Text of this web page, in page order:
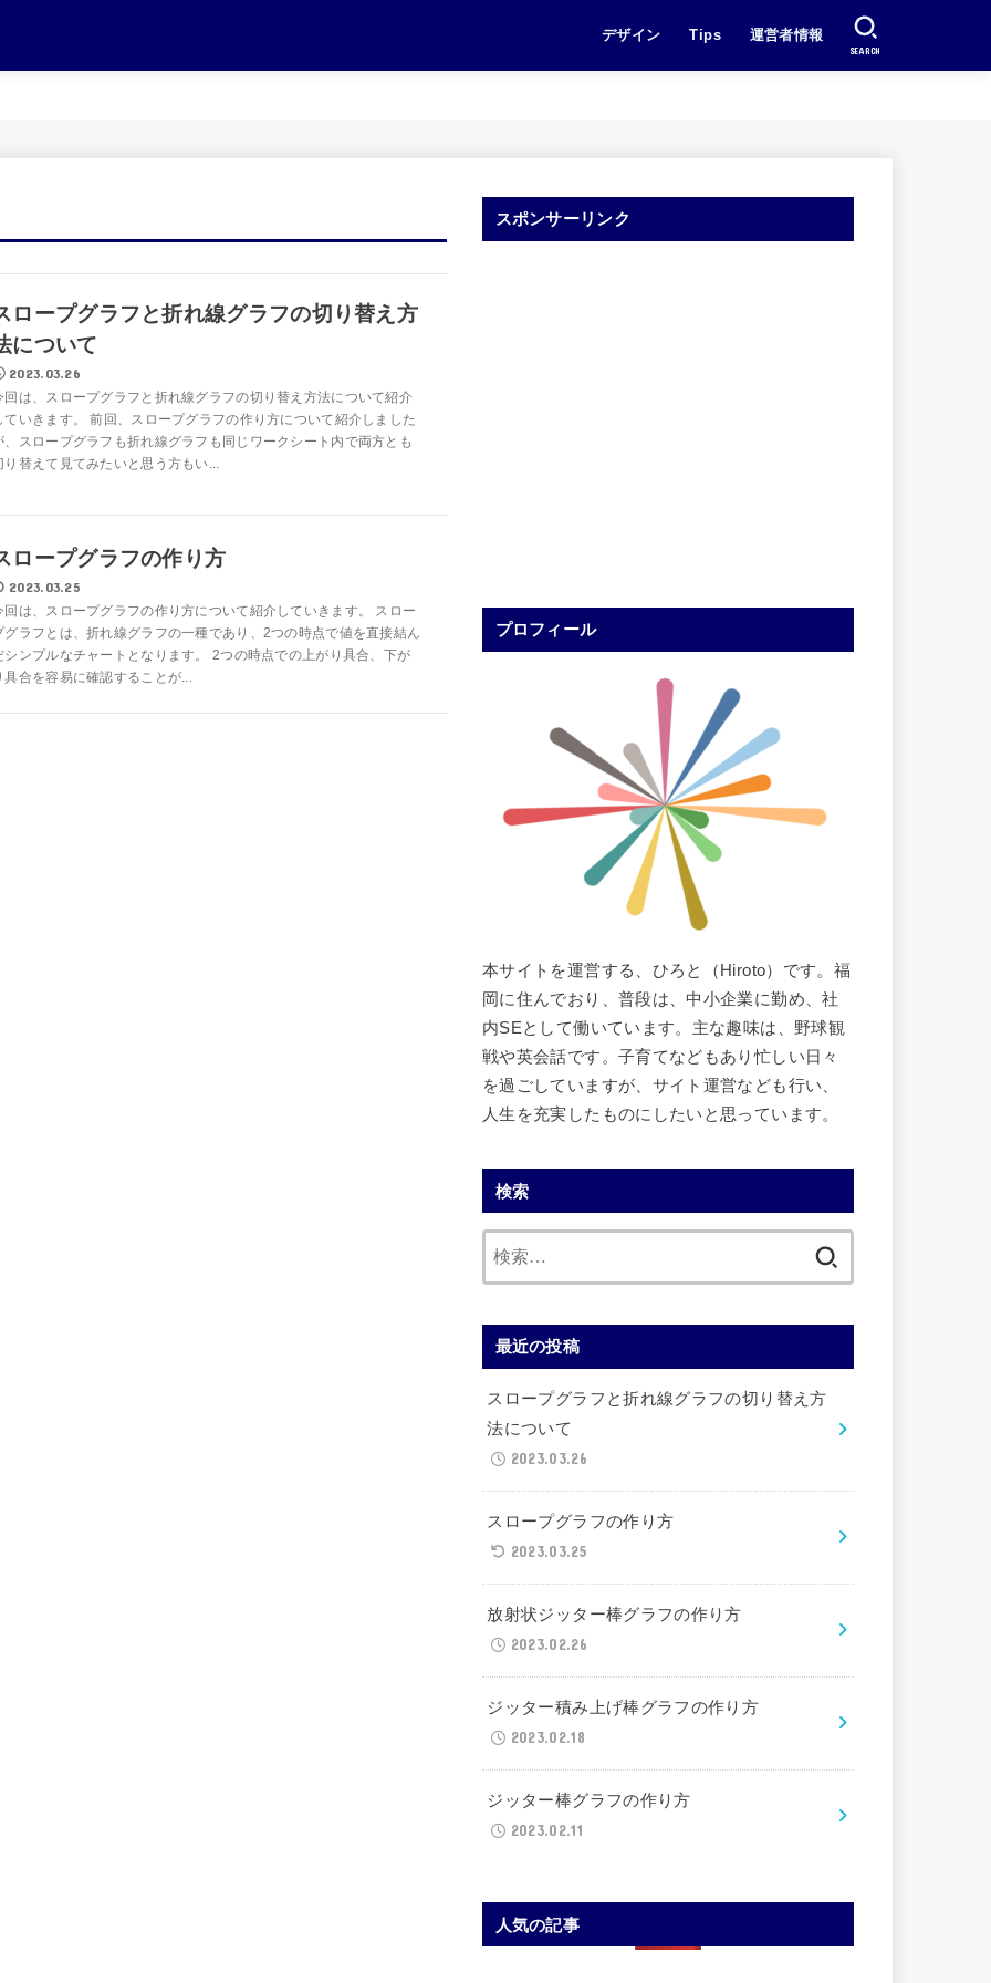
デザイン Tips 運営者情報
SEARCH
ロープグラフと折れ線グラフの切り替え方
について
2023.03.26
回は、スロープグラフと折れ線グラフの切り替え方法について紹介
ていきます。 前回、スロープグラフの作り方について紹介しました
、スロープグラフも折れ線グラフも同じワークシート内で両方とも
り替えて見てみたいと思う方もい...
ロープグラフの作り方
2023.03.25
回は、スロープグラフの作り方について紹介していきます。 スロー
グラフとは、折れ線グラフの一種であり、2つの時点で値を直接結ん
シンプルなチャートとなります。 2つの時点での上がり具合、下が
具合を容易に確認することが...
スポンサーリンク
プロフィール
本サイトを運営する、ひろと（Hiroto）です。福
岡に住んでおり、普段は、中小企業に勤め、社
内SEとして働いています。主な趣味は、野球観
戦や英会話です。子育てなどもあり忙しい日々
を過ごしていますが、サイト運営なども行い、
人生を充実したものにしたいと思っています。
検索
最近の投稿
スロープグラフと折れ線グラフの切り替え方
法について
2023.03.26
スロープグラフの作り方
2023.03.25
放射状ジッター棒グラフの作り方
2023.02.26
ジッター積み上げ棒グラフの作り方
2023.02.18
ジッター棒グラフの作り方
2023.02.11
人気の記事